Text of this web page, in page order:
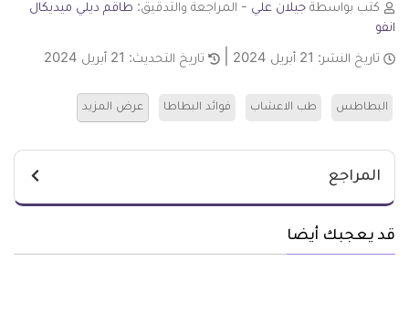
كتب بواسطة جيلان علي - المراجعة والتدقيق: طاقم ديلي ميديكال
انفو
تاريخ النشر: 21 أبريل 2024 تاريخ التحديث: 21 أبريل 2024
البطاطس طب الاعشاب فوائد البطاطا عرض المزيد
المراجع
قد يعجبك أيضا